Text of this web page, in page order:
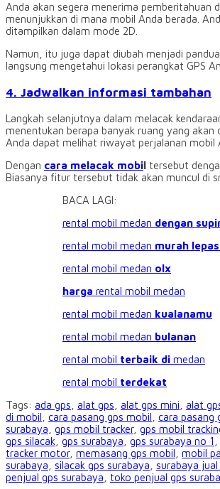
Anda akan segera menerima pemberitahuan
menunjukkan di mana mobil Anda berada.
ditampilkan dalam mode 2D.
Namun, itu juga dapat diubah menjadi
langsung mengetahui lokasi perangkat GPS
4. Jadwalkan informasi tambahan
Langkah selanjutnya dalam melacak
menentukan berapa banyak ruang yang
Anda dapat melihat riwayat perjalanan mobil
Dengan cara melacak mobil tersebut
Biasanya fitur tersebut tidak akan muncul di
BACA LAGI:
rental mobil medan dengan
rental mobil medan murah
rental mobil medan olx
harga rental mobil medan
rental mobil medan kualanamu
rental mobil medan bulanan
rental mobil terbaik di medan
rental mobil terdekat
Tags: ada gps alat gps alat gps mini alat
di mobil cara pasang gps mobil cara pasang
surabaya gps mobil tracker, gps mobil
gps silacak gps surabaya gps surabaya no 1
tracker motor, memasang gps mobil mobil
surabaya silacak gps surabaya surabaya jual
penjual gps surabaya
toko penjual gps